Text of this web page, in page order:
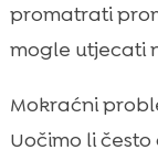
promatrati
mogle utjecati
Mokraćni
Uočimo li